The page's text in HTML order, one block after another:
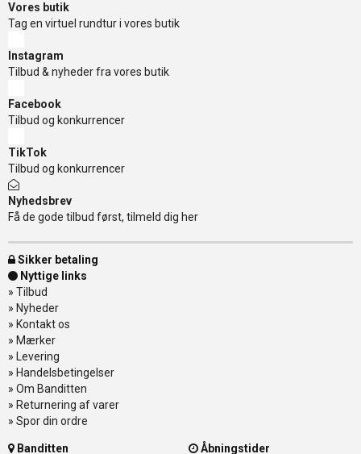
Vores butik
Tag en virtuel rundtur i vores butik
Instagram
Tilbud & nyheder fra vores butik
Facebook
Tilbud og konkurrencer
TikTok
Tilbud og konkurrencer
Nyhedsbrev
Få de gode tilbud først, tilmeld dig her
Sikker betaling
Nyttige links
» Tilbud
» Nyheder
» Kontakt os
» Mærker
» Levering
» Handelsbetingelser
» Om Banditten
» Returnering af varer
» Spor din ordre
Banditten Åbningstider